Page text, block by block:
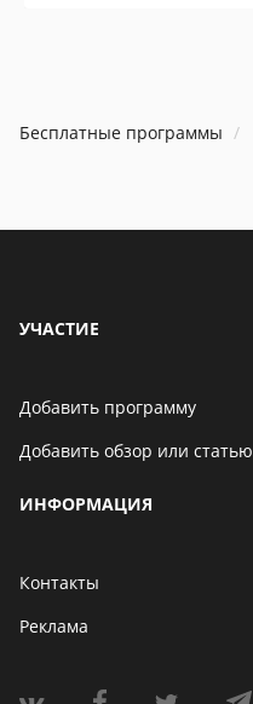
Бесплатные программы
УЧАСТИЕ
Добавить программу
Добавить обзор или статью
ИНФОРМАЦИЯ
Контакты
Реклама